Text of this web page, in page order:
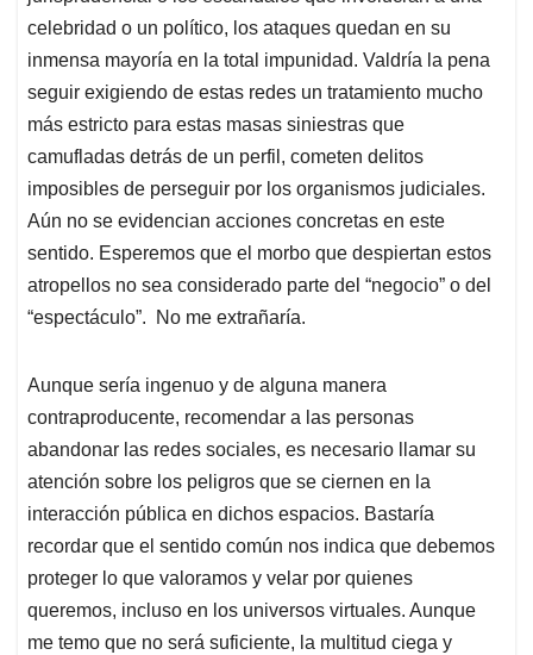
celebridad o un político, los ataques quedan en su
inmensa mayoría en la total impunidad. Valdría la pena
seguir exigiendo de estas redes un tratamiento mucho
más estricto para estas masas siniestras que
camufladas detrás de un perfil, cometen delitos
imposibles de perseguir por los organismos judiciales.
Aún no se evidencian acciones concretas en este
sentido. Esperemos que el morbo que despiertan estos
atropellos no sea considerado parte del “negocio” o del
“espectáculo”. No me extrañaría.
Aunque sería ingenuo y de alguna manera
contraproducente, recomendar a las personas
abandonar las redes sociales, es necesario llamar su
atención sobre los peligros que se ciernen en la
interacción pública en dichos espacios. Bastaría
recordar que el sentido común nos indica que debemos
proteger lo que valoramos y velar por quienes
queremos, incluso en los universos virtuales. Aunque
me temo que no será suficiente, la multitud ciega y